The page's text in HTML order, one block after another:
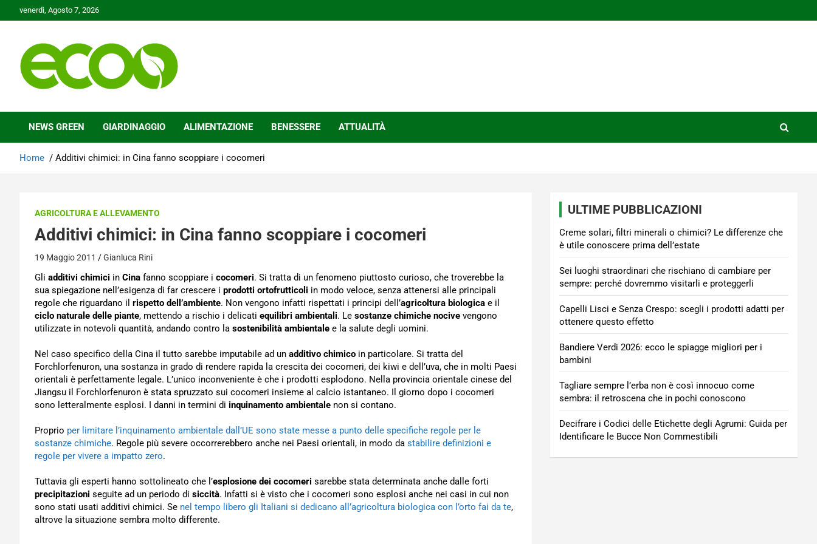
to
venerdì, Agosto 7, 2026
Ecoo.it
NEWS GREEN GIARDINAGGIO ALIMENTAZIONE BENESSERE ATTUALITÀ
Home Additivi chimici: in Cina fanno scoppiare i cocomeri
AGRICOLTURA E ALLEVAMENTO
Additivi chimici: in Cina fanno scoppiare i cocomeri
19 Maggio 2011 Gianluca Rini
Gli additivi chimici in Cina fanno scoppiare i cocomeri. Si tratta di un fenomeno piuttosto curioso, che troverebbe la
sua spiegazione nell’esigenza di far crescere i prodotti ortofrutticoli in modo veloce, senza attenersi alle principali
regole che riguardano il rispetto dell’ambiente. Non vengono infatti rispettati i principi dell’agricoltura biologica e il
ciclo naturale delle piante, mettendo a rischio i delicati equilibri ambientali. Le sostanze chimiche nocive vengono
utilizzate in notevoli quantità, andando contro la sostenibilità ambientale e la salute degli uomini.
Nel caso specifico della Cina il tutto sarebbe imputabile ad un additivo chimico in particolare. Si tratta del
Forchlorfenuron, una sostanza in grado di rendere rapida la crescita dei cocomeri, dei kiwi e dell’uva, che in molti Paesi
orientali è perfettamente legale. L’unico inconveniente è che i prodotti esplodono. Nella provincia orientale cinese del
Jiangsu il Forchlorfenuron è stata spruzzato sui cocomeri insieme al calcio istantaneo. Il giorno dopo i cocomeri
sono letteralmente esplosi. I danni in termini di inquinamento ambientale non si contano.
Proprio per limitare l’inquinamento ambientale dall’UE sono state messe a punto delle specifiche regole per le
sostanze chimiche. Regole più severe occorrerebbero anche nei Paesi orientali, in modo da stabilire definizioni e
regole per vivere a impatto zero.
Tuttavia gli esperti hanno sottolineato che l’esplosione dei cocomeri sarebbe stata determinata anche dalle forti
precipitazioni seguite ad un periodo di siccità. Infatti si è visto che i cocomeri sono esplosi anche nei casi in cui non
sono stati usati additivi chimici. Se nel tempo libero gli Italiani si dedicano all’agricoltura biologica con l’orto fai da te,
altrove la situazione sembra molto differente.
ULTIME PUBBLICAZIONI
Creme solari, filtri minerali o chimici? Le differenze che
è utile conoscere prima dell’estate
Sei luoghi straordinari che rischiano di cambiare per
sempre: perché dovremmo visitarli e proteggerli
Capelli Lisci e Senza Crespo: scegli i prodotti adatti per
ottenere questo effetto
Bandiere Verdi 2026: ecco le spiagge migliori per i
bambini
Tagliare sempre l’erba non è così innocuo come
sembra: il retroscena che in pochi conoscono
Decifrare i Codici delle Etichette degli Agrumi: Guida per
Identificare le Bucce Non Commestibili